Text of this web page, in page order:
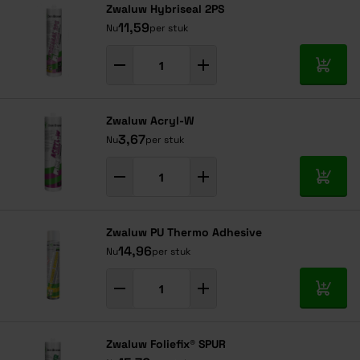
Zwaluw Hybriseal 2PS
Nu11,59per stuk
In
Zwaluw Acryl-W
Nu3,67per stuk
In
Zwaluw PU Thermo Adhesive
Nu14,96per stuk
In
Zwaluw Foliefix® SPUR